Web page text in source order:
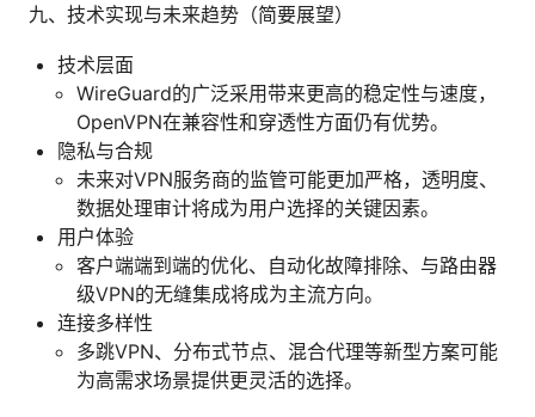
九、技术实现与未来趋势（简要展望）
技术层面
WireGuard的广泛采用带来更高的稳定性与速度，
OpenVPN在兼容性和穿透性方面仍有优势。
隐私与合规
未来对VPN服务商的监管可能更加严格，透明度、
数据处理审计将成为用户选择的关键因素。
用户体验
客户端端到端的优化、自动化故障排除、与路由器
级VPN的无缝集成将成为主流方向。
连接多样性
多跳VPN、分布式节点、混合代理等新型方案可能
为高需求场景提供更灵活的选择。